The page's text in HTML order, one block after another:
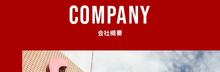
COMPANY
会社概要